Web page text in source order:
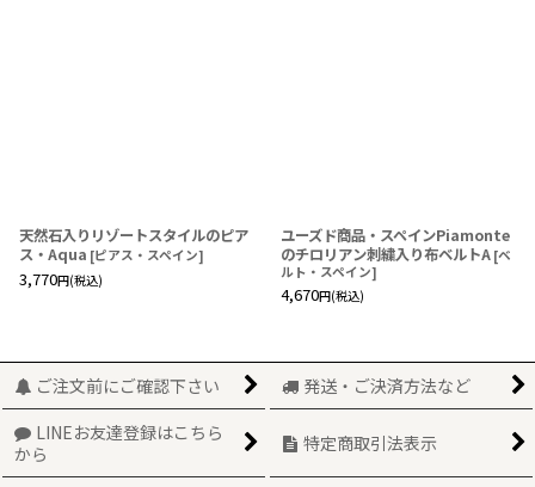
天然石入りリゾートスタイルのピア
ス・Aqua [ピアス・スペイン]
3,770円(税込)
ユーズド商品・スペインPiamonte
のチロリアン刺繍入り布ベルトA [ベ
ルト・スペイン]
4,670円(税込)
ご注文前にご確認下さい
発送・ご決済方法など
LINEお友達登録はこちら
から
特定商取引法表示